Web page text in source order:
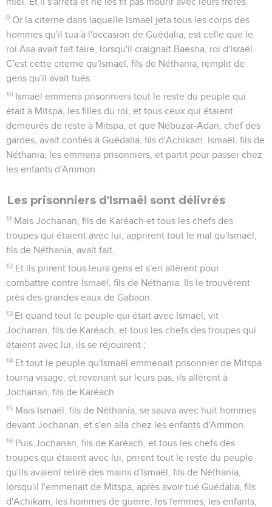
9 Or la citerne dans laquelle Ismaël jeta tous les corps des
hommes qu'il tua à l'occasion de Guédalia, est celle que le
roi Asa avait fait faire, lorsqu'il craignait Baesha, roi d'Israël.
C'est cette citerne qu'Ismaël, fils de Néthania, remplit de
gens qu'il avait tués.
10 Ismaël emmena prisonniers tout le reste du peuple qui
était à Mitspa, les filles du roi, et tous ceux qui étaient
demeurés de reste à Mitspa, et que Nébuzar-Adan, chef des
gardes, avait confiés à Guédalia, fils d'Achikam. Ismaël, fils de
Néthania, les emmena prisonniers, et partit pour passer chez
les enfants d'Ammon.
Les prisonniers d'Ismaël sont délivrés
11 Mais Jochanan, fils de Karéach et tous les chefs des
troupes qui étaient avec lui, apprirent tout le mal qu'Ismaël,
fils de Néthania, avait fait,
12 Et ils prirent tous leurs gens et s'en allèrent pour
combattre contre Ismaël, fils de Néthania. Ils le trouvèrent
près des grandes eaux de Gabaon.
13 Et quand tout le peuple qui était avec Ismaël, vit
Jochanan, fils de Karéach, et tous les chefs des troupes qui
étaient avec lui, ils se réjouirent ;
14 Et tout le peuple qu'Ismaël emmenait prisonnier de Mitspa
tourna visage, et revenant sur leurs pas, ils allèrent à
Jochanan, fils de Karéach.
15 Mais Ismaël, fils de Néthania, se sauva avec huit hommes
devant Jochanan, et s'en alla chez les enfants d'Ammon.
16 Puis Jochanan, fils de Karéach, et tous les chefs des
troupes qui étaient avec lui, prirent tout le reste du peuple
qu'ils avaient retiré des mains d'Ismaël, fils de Néthania,
lorsqu'il l'emmenait de Mitspa, après avoir tué Guédalia, fils
d'Achikam, les hommes de guerre, les femmes, les enfants,